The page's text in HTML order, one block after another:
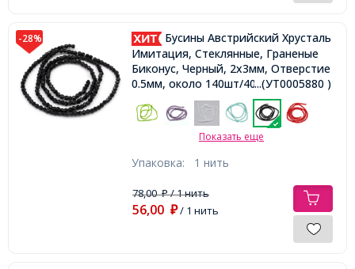
-28%
Бусины Австрийский Хрусталь
Имитация, Стеклянные, Граненые
Биконус, Черный, 2х3мм, Отверстие
0.5мм, около 140шт/40см/нить,
...(УТ0005880 )
Показать еще
Упаковка: 1 нить
78,00₽/ 1 нить
56,00 ₽/ 1 нить